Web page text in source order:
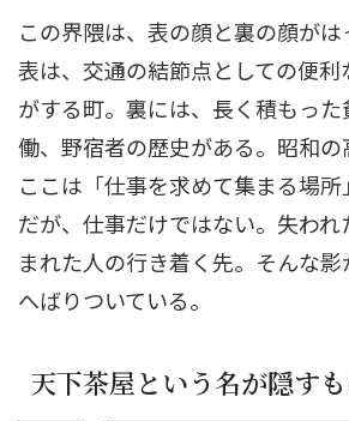
この界隈は、表の顔と裏の顔がは
表は、交通の結節点としての便
がする町。裏には、長く積もっ
働、野宿者の歴史がある。昭和の
ここは「仕事を求めて集まる場所
だが、仕事だけではない。失わ
まれた人の行き着く先。そんな
へばりついている。
天下茶屋という名が隠す